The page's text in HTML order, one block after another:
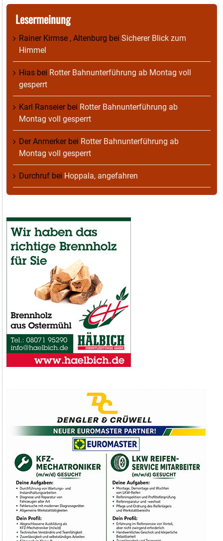
Lesermeinung
Rainer Kirmse , Altenburg bei Sicherer Blick zum
Himmel
Hias bei Rotter Bahnunterführung ab Montag voll
gesperrt
Karl Ranseierbei Rotter Bahnunterführung ab
Montag voll gesperrt
Der Anmerkerbei Rotter Bahnunterführung ab
Montag voll gesperrt
Durchruf bei Hoppala, angefahren